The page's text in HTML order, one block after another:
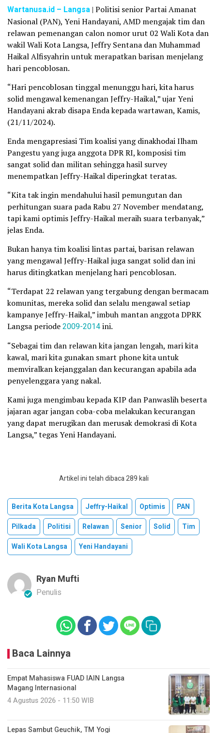
Wartanusa.id – Langsa | Politisi senior Partai Amanat
Nasional (PAN), Yeni Handayani, AMD mengajak tim dan
relawan pemenangan calon nomor urut 02 Wali Kota dan
wakil Wali Kota Langsa, Jeffry Sentana dan Muhammad
Haikal Alfisyahrin untuk merapatkan barisan menjelang
hari pencoblosan.
“Hari pencoblosan tinggal menunggu hari, kita harus
solid mengawal kemenangan Jeffry-Haikal,” ujar Yeni
Handayani akrab disapa Enda kepada wartawan, Kamis,
(21/11/2024).
Enda mengapresiasi Tim koalisi yang dinakhodai Ilham
Pangestu yang juga anggota DPR RI, komposisi tim
sangat solid dan militan sehingga hasil survey
menempatkan Jeffry-Haikal diperingkat teratas.
“Kita tak ingin mendahului hasil pemungutan dan
perhitungan suara pada Rabu 27 November mendatang,
tapi kami optimis Jeffry-Haikal meraih suara terbanyak,”
jelas Enda.
Bukan hanya tim koalisi lintas partai, barisan relawan
yang mengawal Jeffry-Haikal juga sangat solid dan ini
harus ditingkatkan menjelang hari pencoblosan.
“Terdapat 22 relawan yang tergabung dengan bermacam
komunitas, mereka solid dan selalu mengawal setiap
kampanye Jeffry-Haikal,” imbuh mantan anggota DPRK
Langsa periode2009-2014ini.
“Sebagai tim dan relawan kita jangan lengah, mari kita
kawal, mari kita gunakan smart phone kita untuk
memviralkan kejanggalan dan kecurangan apabila ada
penyelenggara yang nakal.
Kami juga mengimbau kepada KIP dan Panwaslih beserta
jajaran agar jangan coba-coba melakukan kecurangan
yang dapat merugikan dan merusak demokrasi di Kota
Langsa,” tegas Yeni Handayani.
Artikel ini telah dibaca 289 kali
Berita Kota Langsa Jeffry-Haikal Optimis
PAN
Pilkada
Politisi Relawan Senior Solid
Tim
Wali Kota Langsa
Yeni Handayani
Ryan Mufti
Penulis
Baca Lainnya
Empat Mahasiswa FUAD IAIN Langsa
Magang Internasional
4 Agustus 2026 - 11:50 WIB
Lepas Sambut Geuchik, TM Yogi